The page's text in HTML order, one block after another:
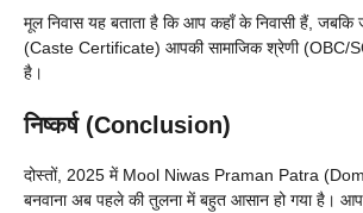
मूल निवास यह बताता है कि आप कहाँ के निवासी हैं, जबकि
(Caste Certificate) आपकी सामाजिक श्रेणी (OBC/
है।
निष्कर्ष (Conclusion)
दोस्तों, 2025 में Mool Niwas Praman Patra
बनवाना अब पहले की तुलना में बहुत आसान हो गया है।